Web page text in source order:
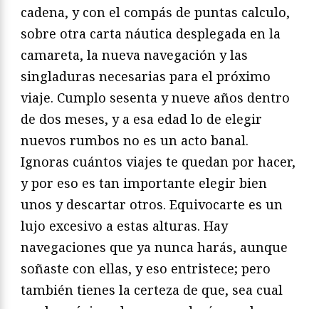
cadena, y con el compás de puntas calculo,
sobre otra carta náutica desplegada en la
camareta, la nueva navegación y las
singladuras necesarias para el próximo
viaje. Cumplo sesenta y nueve años dentro
de dos meses, y a esa edad lo de elegir
nuevos rumbos no es un acto banal.
Ignoras cuántos viajes te quedan por hacer,
y por eso es tan importante elegir bien
unos y descartar otros. Equivocarte es un
lujo excesivo a estas alturas. Hay
navegaciones que ya nunca harás, aunque
soñaste con ellas, y eso entristece; pero
también tienes la certeza de que, sea cual